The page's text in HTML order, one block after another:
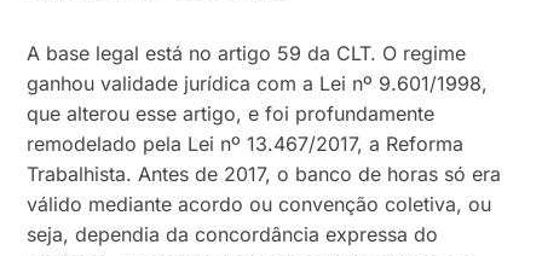
A base legal está no artigo 59 da CLT. O regime
ganhou validade jurídica com a Lei nº 9.601/1998,
que alterou esse artigo, e foi profundamente
remodelado pela Lei nº 13.467/2017, a Reforma
Trabalhista. Antes de 2017, o banco de horas só era
válido mediante acordo ou convenção coletiva, ou
seja, dependia da concordância expressa do